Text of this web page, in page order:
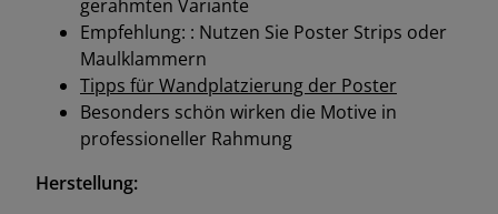
gerahmten Variante
Empfehlung: : Nutzen Sie Poster Strips oder
Maulklammern
Tipps für Wandplatzierung der Poster
Besonders schön wirken die Motive in
professioneller Rahmung
Herstellung: